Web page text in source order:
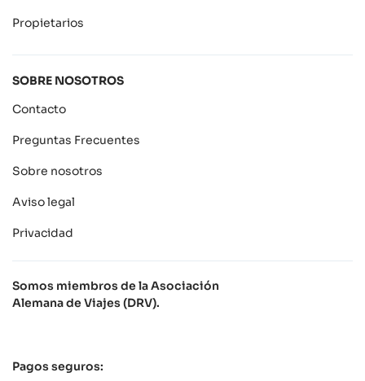
Propietarios
SOBRE NOSOTROS
Contacto
Preguntas Frecuentes
Sobre nosotros
Aviso legal
Privacidad
Somos miembros de la Asociación
Alemana de Viajes (DRV).
Pagos seguros: